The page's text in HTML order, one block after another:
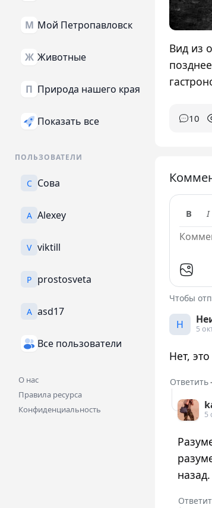
М Мой Петропавловск
Ж Животные
П Природа нашего края
Показать все
ПОЛЬЗОВАТЕЛИ
С Сова
A Alexey
V viktill
P prostosveta
A asd17
Все пользователи
О нас
Правила ресурса
Конфиденциальность
Вид из
10
B I
Чтобы
Н 5
Нет,
Ответить
5
назад.